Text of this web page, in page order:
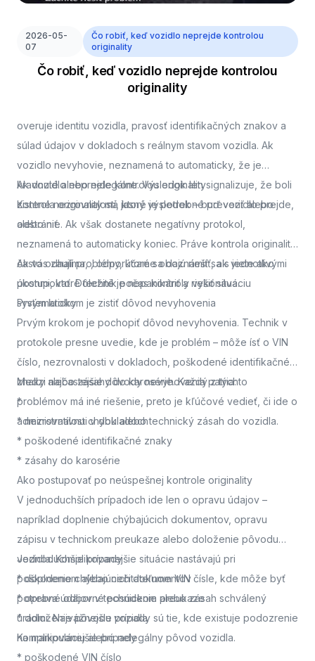
2026-05-
07
Čo robiť, keď vozidlo neprejde kontrolou
originality
Čo robiť, keď vozidlo neprejde kontrolou
originality
overuje identitu vozidla, pravosť identifikačných znakov a
súlad údajov v dokladoch s reálnym stavom vozidla. Ak
vozidlo nevyhovie, neznamená to automaticky, že je
kradnuté alebo nelegálne. Výsledok len signalizuje, že boli
zistené nezrovnalosti, ktoré je potrebné preveriť alebo
odstrániť.
Ak vozidlo neprejde kontrolou originality
Kontrola originality má jasný výsledok – buď vozidlo prejde,
alebo nie. Ak však dostanete negatívny protokol,
neznamená to automaticky koniec. Práve kontrola originality
často odhalí problémy, ktoré sa dajú riešiť, ak viete ako
postupovať. Dôležité je nepanikáriť a riešiť situáciu
systematicky.
Ak vás zaujíma,, odporúčame oboznámiť sa s jednotlivými
úkonmi, ktoré technik počas kontroly vykonáva.
Prvým krokom je zistiť dôvod nevyhovenia
Prvým krokom je pochopiť dôvod nevyhovenia. Technik v
protokole presne uvedie, kde je problém – môže ísť o VIN
číslo, nezrovnalosti v dokladoch, poškodené identifikačné
znaky alebo zásahy do karosérie. Každý z týchto
problémov má iné riešenie, preto je kľúčové vedieť, či ide o
administratívnu chybu alebo technický zásah do vozidla.
Medzi najčastejšie dôvody nevyhovenia patria:
*
* nezrovnalosti v dokladoch
* poškodené identifikačné znaky
* zásahy do karosérie
Ako postupovať po neúspešnej kontrole originality
V jednoduchších prípadoch ide len o opravu údajov –
napríklad doplnenie chýbajúcich dokumentov, opravu
zápisu v technickom preukaze alebo doloženie pôvodu
vozidla. Komplikovanejšie situácie nastávajú pri
poškodenom alebo nečitateľnom VIN čísle, kde môže byť
potrebné odborné posúdenie alebo zásah schválený
úradmi. Najvážnejšie prípady sú tie, kde existuje podozrenie
na manipuláciu alebo nelegálny pôvod vozidla.
Jednoduchšie prípady
* doplnenie chýbajúcich dokumentov
* oprava údajov v technickom preukaze
* doloženie pôvodu vozidla
Komplikovanejšie prípady
* poškodené VIN číslo